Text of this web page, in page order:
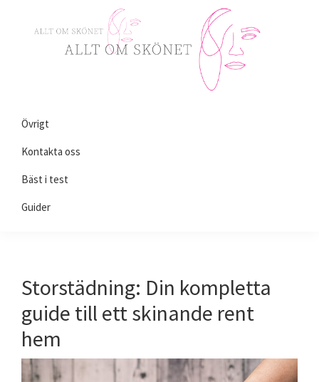
du
behöver
om
skönhet!
Övrigt
Kontakta oss
Bäst i test
Guider
Storstädning: Din kompletta
guide till ett skinande rent
hem